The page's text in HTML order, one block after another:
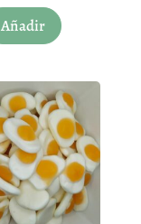
Añadir
producto
variantes.
Las
opciones
se
pueden
elegir